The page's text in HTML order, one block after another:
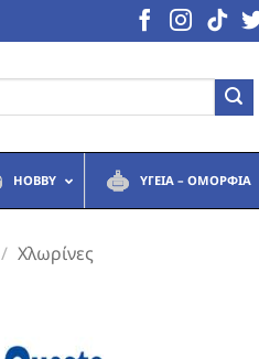
HOBBY ΥΓΕΙΆ – ΟΜΟΡΦΙΆ
/ Χλωρίνες